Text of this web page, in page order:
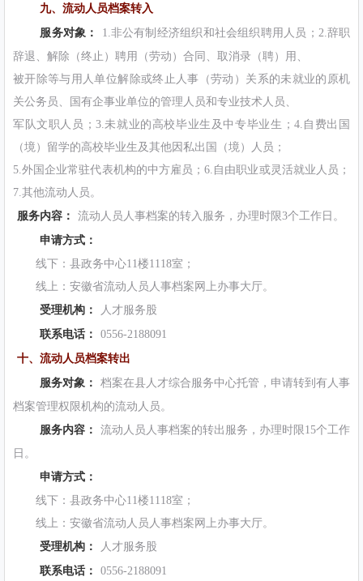
九、流动人员档案转入
服务对象：
1.非公有制经济组织和社会组织聘用人员；2.辞职
辞退、解除（终止）聘用（劳动）合同、取消录（聘）用、
被开除等与用人单位解除或终止人事（劳动）关系的未就业的原机
关公务员、国有企事业单位的管理人员和专业技术人员、
军队文职人员；3.未就业的高校毕业生及中专毕业生；4.自费出国
（境）留学的高校毕业生及其他因私出国（境）人员；
5.外国企业常驻代表机构的中方雇员；6.自由职业或灵活就业人员；
7.其他流动人员。
服务内容：
流动人员人事档案的转入服务，办理时限3个工作日。
申请方式：
线下：县政务中心11楼1118室；
线上：安徽省流动人员人事档案网上办事大厅。
受理机构：
人才服务股
联系电话：
0556-2188091
十、流动人员档案转出
服务对象：
档案在县人才综合服务中心托管，申请转到有人事
档案管理权限机构的流动人员。
服务内容：
流动人员人事档案的转出服务，办理时限15个工作
日。
申请方式：
线下：县政务中心11楼1118室；
线上：安徽省流动人员人事档案网上办事大厅。
受理机构：
人才服务股
联系电话：
0556-2188091